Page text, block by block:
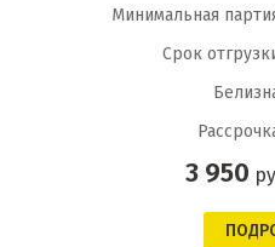
Минимальная
Срок
3 950